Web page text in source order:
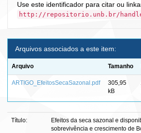
Use este identificador para citar ou
http://repositorio.unb.br/
Arquivos associados a este item:
Arquivo Tamanho
ARTIGO_EfeitosSecaSazonal.pdf
305,95
kB
Título:
Efeitos da seca sazonal e
sobrevivência e crescimento de